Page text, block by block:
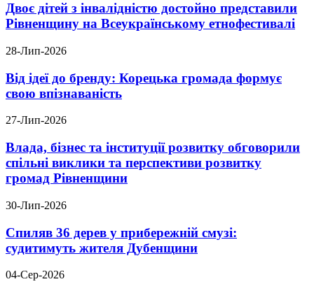
Двоє дітей з інвалідністю достойно представили
Рівненщину на Всеукраїнському етнофестивалі
28-Лип-2026
Від ідеї до бренду: Корецька громада формує
свою впізнаваність
27-Лип-2026
Влада, бізнес та інституції розвитку обговорили
спільні виклики та перспективи розвитку
громад Рівненщини
30-Лип-2026
Спиляв 36 дерев у прибережній смузі:
судитимуть жителя Дубенщини
04-Сер-2026